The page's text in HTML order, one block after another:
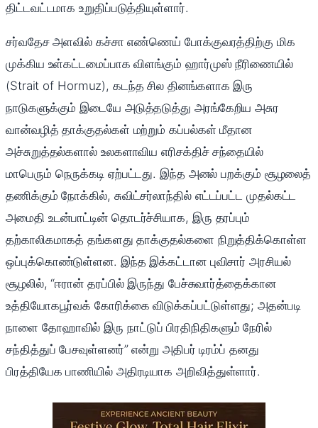
திட்டவட்டமாக உறுதிப்படுத்தியுள்ளார்.
சர்வதேச அளவில் கச்சா எண்ணெய் போக்குவரத்திற்கு மிக
முக்கிய உள்கட்டமைப்பாக விளங்கும் ஹார்முஸ் நீரிணையில்
(Strait of Hormuz), கடந்த சில தினங்களாக இரு
நாடுகளுக்கும் இடையே அடுத்தடுத்து அரங்கேறிய அசுர
வான்வழித் தாக்குதல்கள் மற்றும் கப்பல்கள் மீதான
அச்சுறுத்தல்களால் உலகளாவிய எரிசக்திச் சந்தையில்
மாபெரும் நெருக்கடி ஏற்பட்டது. இந்த அனல் பறக்கும் சூழலைத்
தணிக்கும் நோக்கில், சுவிட்சர்லாந்தில் எட்டப்பட்ட முதல்கட்ட
அமைதி உடன்பாட்டின் தொடர்ச்சியாக, இரு தரப்பும்
தற்காலிகமாகத் தங்களது தாக்குதல்களை நிறுத்திக்கொள்ள
ஒப்புக்கொண்டுள்ளன. இந்த இக்கட்டான புவிசார் அரசியல்
சூழலில், “ஈரான் தரப்பில் இருந்து பேச்சுவார்த்தைக்கான
உத்தியோகபூர்வக் கோரிக்கை விடுக்கப்பட்டுள்ளது; அதன்படி
நாளை தோஹாவில் இரு நாட்டுப் பிரதிநிதிகளும் நேரில்
சந்தித்துப் பேசவுள்ளனர்” என்று அதிபர் டிரம்ப் தனது
பிரத்தியேக பாணியில் அதிரடியாக அறிவித்துள்ளார்.